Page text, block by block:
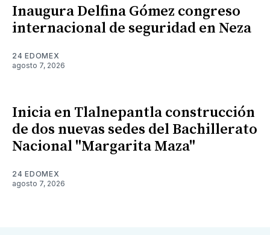
Inaugura Delfina Gómez congreso
internacional de seguridad en Neza
24 EDOMEX
agosto 7, 2026
Inicia en Tlalnepantla construcción
de dos nuevas sedes del Bachillerato
Nacional "Margarita Maza"
24 EDOMEX
agosto 7, 2026